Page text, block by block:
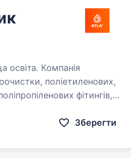
Компанія
поліетиленових,
фітингів,
Зберегти